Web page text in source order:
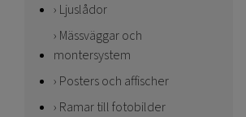
Ljuslådor
Mässväggar och
montersystem
Posters och affischer
Ramar till fotobilder